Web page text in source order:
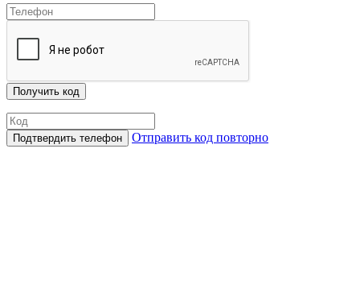
Отправить код повторно